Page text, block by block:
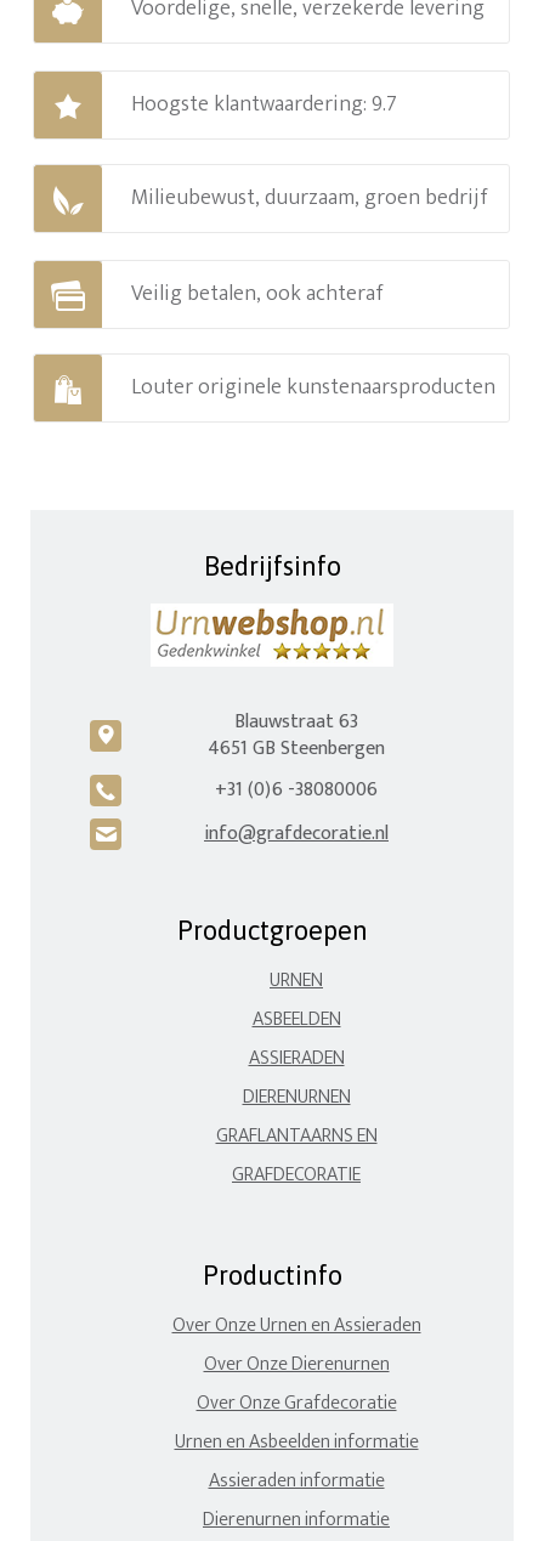
Voordelige, snelle, verzekerde levering
Hoogste klantwaardering: 9.7
Milieubewust, duurzaam, groen bedrijf
Veilig betalen, ook achteraf
Louter originele kunstenaarsproducten
Bedrijfsinfo
c
Blauwstraat 63
4651 GB Steenbergen
A +31 (0)6 -38080006
H info@grafdecoratie.nl
Productgroepen
URNEN
ASBEELDEN
ASSIERADEN
DIERENURNEN
GRAFLANTAARNS EN
GRAFDECORATIE
Productinfo
Over Onze Urnen en Assieraden
Over Onze Dierenurnen
Over Onze Grafdecoratie
Urnen en Asbeelden informatie
Assieraden informatie
Dierenurnen informatie